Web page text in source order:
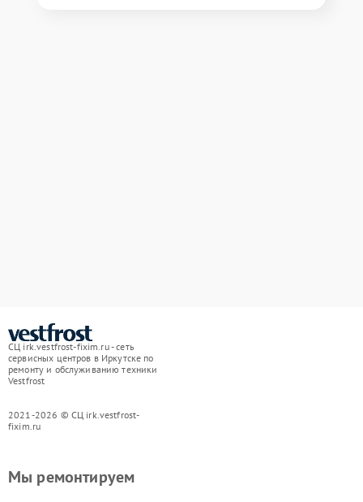
СЦ irk.vestfrost-fixim.ru - сеть
сервисных центров в Иркутске по
ремонту и обслуживанию техники
Vestfrost
2021-2026 © СЦ irk.vestfrost-
fixim.ru
Мы ремонтируем